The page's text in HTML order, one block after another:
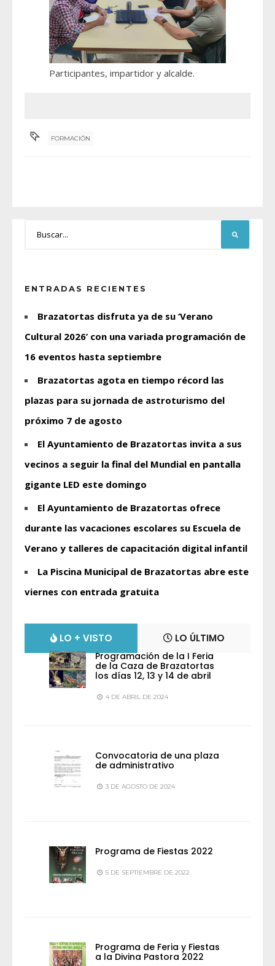
Participantes, impartidor y alcalde.
FORMACIÓN
ENTRADAS RECIENTES
Brazatortas disfruta ya de su ‘Verano
Cultural 2026’ con una variada programación de
16 eventos hasta septiembre
Brazatortas agota en tiempo récord las
plazas para su jornada de astroturismo del
próximo 7 de agosto
El Ayuntamiento de Brazatortas invita a sus
vecinos a seguir la final del Mundial en pantalla
gigante LED este domingo
El Ayuntamiento de Brazatortas ofrece
durante las vacaciones escolares su Escuela de
Verano y talleres de capacitación digital infantil
La Piscina Municipal de Brazatortas abre este
viernes con entrada gratuita
LO + VISTO LO ÚLTIMO
Programación de la I Feria
de la Caza de Brazatortas
los días 12, 13 y 14 de abril
4 DE ABRIL DE 2024
Convocatoria de una plaza
de administrativo
3 DE AGOSTO DE 2024
Programa de Fiestas 2022
5 DE SEPTIEMBRE DE 2022
Programa de Feria y Fiestas
a la Divina Pastora 2022